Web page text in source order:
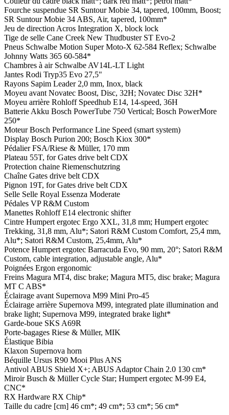
Fourche suspendue SR Suntour Mobie 34, tapered, 100mm, Boost;
SR Suntour Mobie 34 ABS, Air, tapered, 100mm*
Jeu de directionAcros Integration X, block lock
Tige de selle Cane Creek New Thudbuster ST Evo-2
Pneus Schwalbe Motion Super Moto-X 62-584 Reflex; Schwalbe
Johnny Watts 365 60-584*
Chambres à air Schwalbe AV14L-LT Light
Jantes Rodi Tryp35 Evo 27,5"
Rayons Sapim Leader 2,0 mm, Inox, black
Moyeu avantNovatec Boost, Disc, 32H; Novatec Disc 32H*
Moyeu arrière Rohloff Speedhub E14, 14-speed, 36H
BatterieAkku Bosch PowerTube 750 Vertical; Bosch PowerMore
250*
MoteurBosch Performance Line Speed (smart system)
Display Bosch Purion 200; Bosch Kiox 300*
PédalierFSA/Riese & Müller, 170 mm
Plateau 55T, for Gates drive belt CDX
Protection chaine Riemenschutzring
Chaîne Gates drive belt CDX
Pignon 19T, for Gates drive belt CDX
Selle Selle Royal Essenza Moderate
Pédales VP R&M Custom
Manettes Rohloff E14 electronic shifter
Cintre Humpert ergotec Ergo XXL, 31,8 mm; Humpert ergotec
Trekking, 31,8 mm, Alu*; Satori R&M Custom Comfort, 25,4 mm,
Alu*; Satori R&M Custom, 25,4mm, Alu*
Potence Humpert ergotec Barracuda Evo, 90 mm, 20°; Satori R&M
Custom, cable integration, adjustable angle, Alu*
Poignées Ergon ergonomic
Freins Magura MT4, disc brake; Magura MT5, disc brake; Magura
MT C ABS*
Éclairage avant Supernova M99 Mini Pro-45
Éclairage arrière Supernova M99, integrated plate illumination and
brake light; Supernova M99, integrated brake light*
Garde-boue SKS A69R
Porte-bagages Riese & Müller, MIK
Élastique Bibia
Klaxon Supernova horn
Béquille Ursus R90 Mooi Plus ANS
AntivolABUS Shield X+; ABUS Adaptor Chain 2.0 130 cm*
MiroirBusch & Müller Cycle Star; Humpert ergotec M-99 E4,
CNC*
RX Hardware RX Chip*
Taille du cadre [cm] 46 cm*; 49 cm*; 53 cm*; 56 cm*